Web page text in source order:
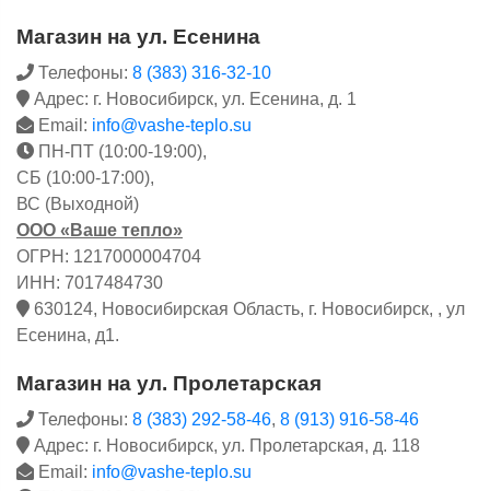
Магазин на ул. Есенина
Телефоны: 8 (383) 316-32-10
Адрес: г. Новосибирск, ул. Есенина, д. 1
Email: info@vashe-teplo.su
ПН-ПТ (10:00-19:00),
СБ (10:00-17:00),
ВС (Выходной)
ООО «Ваше тепло»
ОГРН: 1217000004704
ИНН: 7017484730
630124, Новосибирская Область, г. Новосибирск, , ул
Есенина, д1.
Магазин на ул. Пролетарская
Телефоны: 8 (383) 292-58-46, 8 (913) 916-58-46
Адрес: г. Новосибирск, ул. Пролетарская, д. 118
Email: info@vashe-teplo.su